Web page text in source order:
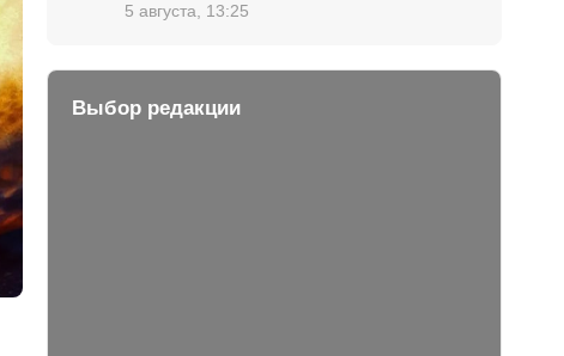
5 августа, 13:25
Выбор редакции